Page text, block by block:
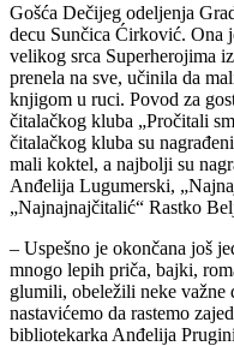
Gošća Dečijeg odeljenja
decu Sunčica Ćirković. Ona
velikog srca Superherojima
prenela na sve, učinila da
knjigom u ruci. Povod za
čitalačkog kluba „Pročitali
čitalačkog kluba su
mali koktel, a najbolji su
Anđelija Lugumerski,
„Najnajnajčitalić“ Rastko
– Uspešno je okončana još
mnogo lepih priča, bajki,
glumili, obeležili neke važne
nastavićemo da rastemo
bibliotekarka Anđelija